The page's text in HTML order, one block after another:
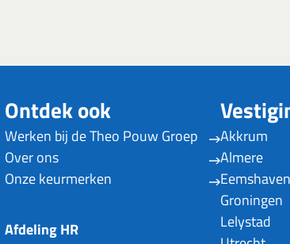
Ontdek ook
Werken bij de Theo Pouw Groep
Over ons
Onze keurmerken
Afdeling HR
Akkrum
Almere
Eemshaven
Groningen
Lelystad